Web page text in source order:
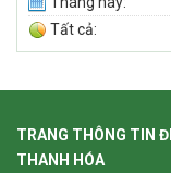
Tất cả:
TRANG THÔNG TIN
THANH HÓA